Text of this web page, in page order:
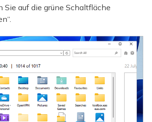
Sie auf die grüne Schaltfläche